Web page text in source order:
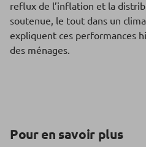
reflux de l’inflation et la
soutenue, le tout dans un
expliquent ces performances
des ménages.
Pour en savoir plus